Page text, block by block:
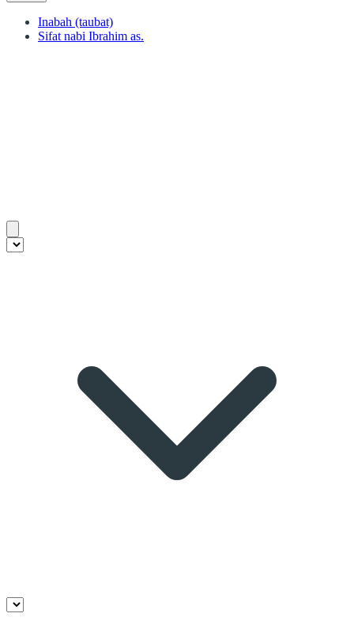
Inabah (taubat)
Sifat nabi Ibrahim as.